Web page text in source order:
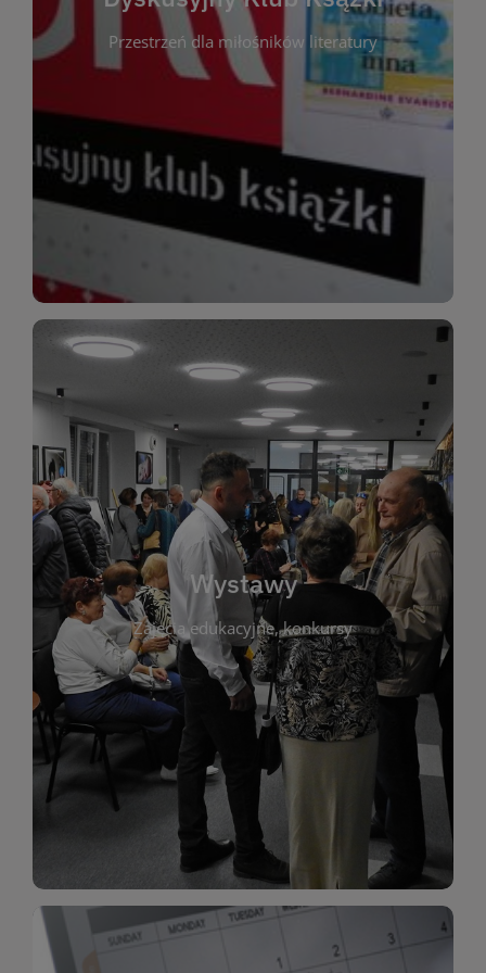
Przestrzeń dla miłośników literatury
Dyskusyjny Klub Ksążki
Dyskusyjny Klub Książki to przestrzeń dla
miłośników literatury, którzy lubią dzielić się
opiniami i emocjami po lekturze. Spotykamy się
regularnie, by rozmawiać o wybranych tytułach z
różnych gatunków literackich. Każde spotkanie to
okazja do inspirującej dyskusji, wymiany
Wystawy
Zajęcia edukacyjne, konkursy
Wystawy
Biblioteka organizuje prezentujące zarówno
sztukę lokalnych twórców, jak i zbiory tematyczne.
W tej sekcji znajdziesz informacje o aktualnych
ekspozycjach oraz archiwum wystaw z
poprzednich lat. Prezentowane prace obejmują
malarstwo, fotografię, rękodzieło i inne formy
artystyczne. Każda wystawa to wyjątkowa okazja
do kontaktu z kulturą i sztuką w przestrzeni
biblioteki. Serdecznie zapraszamy wszystkich
miłośników estetycznych doznań!
WIĘCEJ